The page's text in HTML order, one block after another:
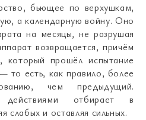
бьющее по верхушкам,
а календарную войну. Оно
на месяцы, не разрушая
возвращается, причём
прошёл испытание
то есть, как правило, более
чем предыдущий.
действиями отбирает в
слабых и оставляя сильных.